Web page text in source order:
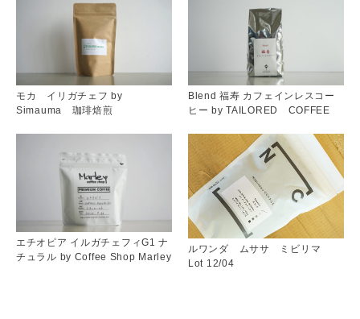
モカ イリガチェフ by
Simauma 珈琲焙煎
Blend 福寿 カフェインレスコー
ヒー by TAILORED COFFEE
エチオピア イルガチェフィG1 ナ
チュラル by Coffee Shop Marley
ルワンダ ムササ ミビリマ
Lot 12/04